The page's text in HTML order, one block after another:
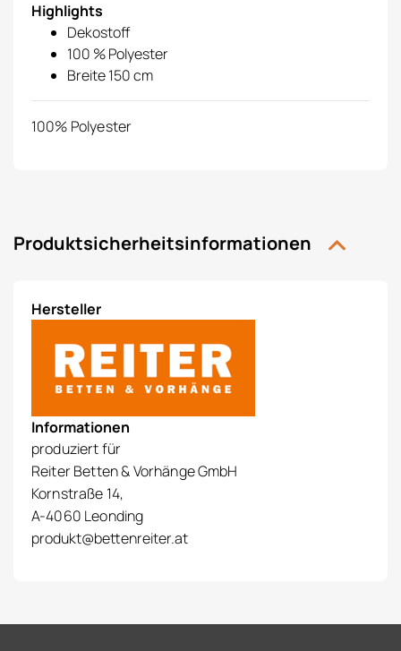
Highlights
Dekostoff
100 % Polyester
Breite 150 cm
100% Polyester
Produktsicherheitsinformationen
Hersteller
Informationen
produziert für
Reiter Betten & Vorhänge GmbH
Kornstraße 14,
A-4060 Leonding
produkt@bettenreiter.at